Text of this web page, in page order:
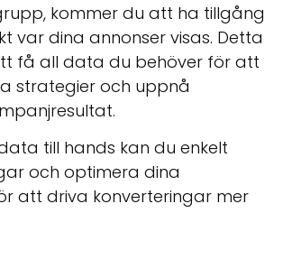
kommer du att ha tillgång
var dina annonser visas. Detta
få all data du behöver för att
strategier och uppnå
till hands kan du enkelt
och optimera dina
att driva konverteringar mer